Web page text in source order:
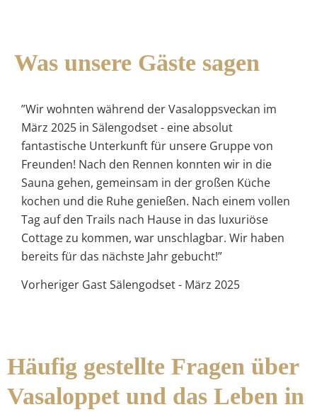
Was unsere Gäste sagen
”Wir wohnten während der Vasaloppsveckan im
März 2025 in Sälengodset - eine absolut
fantastische Unterkunft für unsere Gruppe von
Freunden! Nach den Rennen konnten wir in die
Sauna gehen, gemeinsam in der großen Küche
kochen und die Ruhe genießen. Nach einem vollen
Tag auf den Trails nach Hause in das luxuriöse
Cottage zu kommen, war unschlagbar. Wir haben
bereits für das nächste Jahr gebucht!”
Vorheriger Gast Sälengodset - März 2025
Häufig gestellte Fragen über
Vasaloppet und das Leben in